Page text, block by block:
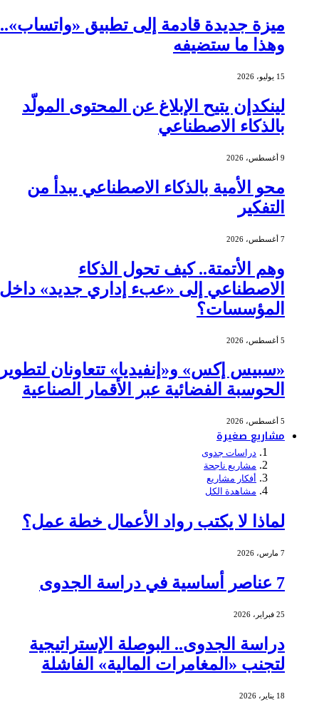
ميزة جديدة قادمة إلى تطبيق «واتساب»..
وهذا ما ستضيفه
15 يوليو، 2026
لينكدإن يتيح الإبلاغ عن المحتوى المولّد
بالذكاء الاصطناعي
9 أغسطس، 2026
محو الأمية بالذكاء الاصطناعي يبدأ من
التفكير
7 أغسطس، 2026
وهم الأتمتة.. كيف تحول الذكاء
الاصطناعي إلى «عبء إداري جديد» داخل
المؤسسات؟
5 أغسطس، 2026
«سبيس إكس» و«إنفيديا» تتعاونان لتطوير
الحوسبة الفضائية عبر الأقمار الصناعية
5 أغسطس، 2026
مشاريع صغيرة
دراسات جدوى
مشاريع ناجحة
أفكار مشاريع
مشاهدة الكل
لماذا لا يكتب رواد الأعمال خطة عمل؟
7 مارس، 2026
7 عناصر أساسية في دراسة الجدوى
25 فبراير، 2026
دراسة الجدوى.. البوصلة الإستراتيجية
لتجنب «المغامرات المالية» الفاشلة
18 يناير، 2026